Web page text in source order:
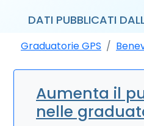
DATI PUBBLICATI
Graduatorie GPS
Aumenta il
nelle